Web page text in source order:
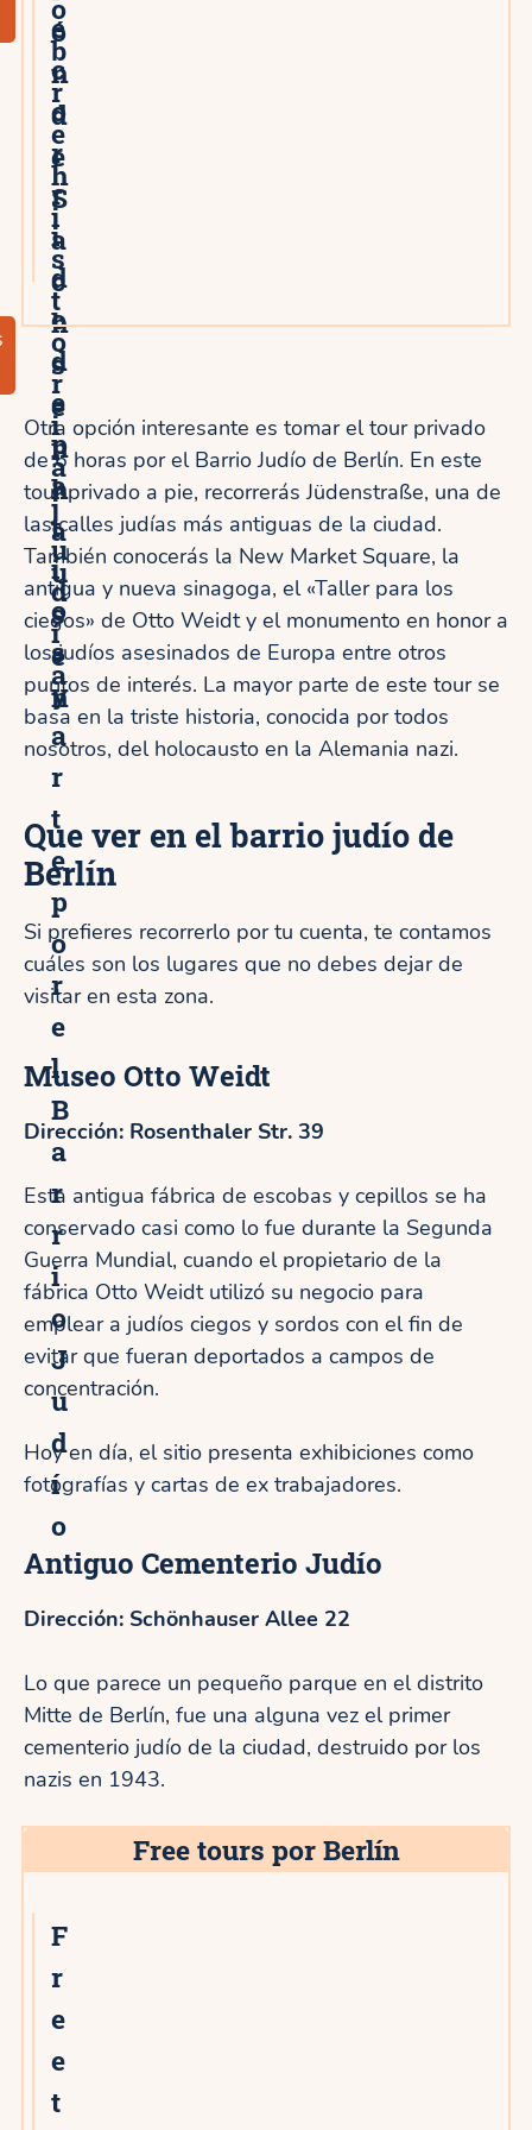
ó
n
d
e
S
a
c
h
s
e
n
h
a
u
s
e
n
o
b
r
e
h
i
s
t
o
r
i
a
j
u
d
í
a
e
c
o
r
r
i
d
o
d
e
p
a
t
i
o
s
y
a
r
t
e
p
o
r
e
l
B
a
r
r
i
o
J
u
d
í
o
Otra opción interesante es tomar el tour privado
de 6 horas por el Barrio Judío de Berlín. En este
tour privado a pie, recorrerás Jüdenstraße, una de
las calles judías más antiguas de la ciudad.
También conocerás la New Market Square, la
antigua y nueva sinagoga, el «Taller para los
ciegos» de Otto Weidt y el monumento en honor a
los judíos asesinados de Europa entre otros
puntos de interés. La mayor parte de este tour se
basa en la triste historia, conocida por todos
nosotros, del holocausto en la Alemania nazi.
Que ver en el barrio judío de
Berlín
Si prefieres recorrerlo por tu cuenta, te contamos
cuáles son los lugares que no debes dejar de
visitar en esta zona.
Museo Otto Weidt
Dirección: Rosenthaler Str. 39
Esta antigua fábrica de escobas y cepillos se ha
conservado casi como lo fue durante la Segunda
Guerra Mundial, cuando el propietario de la
fábrica Otto Weidt utilizó su negocio para
emplear a judíos ciegos y sordos con el fin de
evitar que fueran deportados a campos de
concentración.
Hoy en día, el sitio presenta exhibiciones como
fotografías y cartas de ex trabajadores.
Antiguo Cementerio Judío
Dirección: Schönhauser Allee 22
Lo que parece un pequeño parque en el distrito
Mitte de Berlín, fue una alguna vez el primer
cementerio judío de la ciudad, destruido por los
nazis en 1943.
Free tours por Berlín
F
r
e
e
t